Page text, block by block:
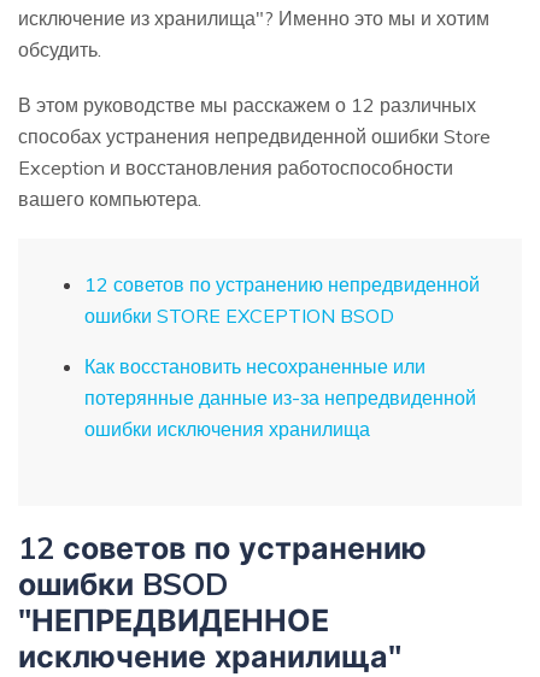
исключение из хранилища"? Именно это мы и хотим
обсудить.
В этом руководстве мы расскажем о 12 различных
способах устранения непредвиденной ошибки Store
Exception и восстановления работоспособности
вашего компьютера.
12 советов по устранению непредвиденной
ошибки STORE EXCEPTION BSOD
Как восстановить несохраненные или
потерянные данные из-за непредвиденной
ошибки исключения хранилища
12 советов по устранению
ошибки BSOD
"НЕПРЕДВИДЕННОЕ
исключение хранилища"